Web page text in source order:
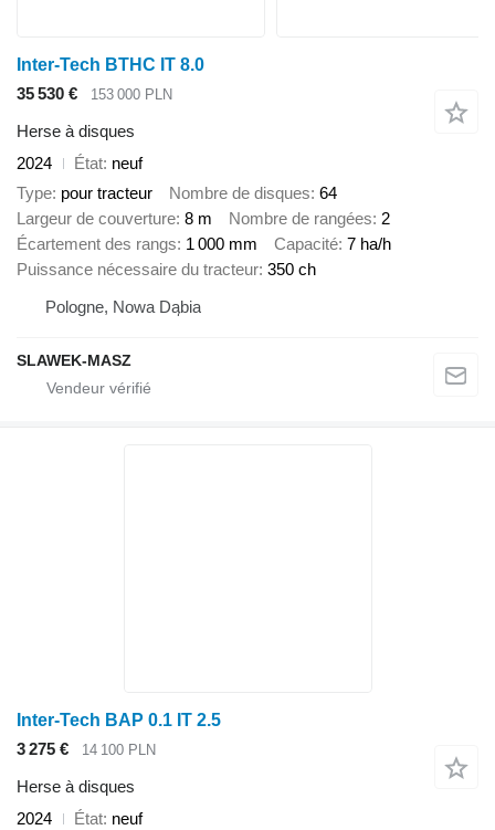
Inter-Tech BTHC IT 8.0
35 530 €
153 000 PLN
Herse à disques
2024
État neuf
Type pour tracteur Nombre de disques 64
Largeur de couverture 8 m Nombre de rangées 2
Écartement des rangs 1 000 mm Capacité 7 ha/h
Puissance nécessaire du tracteur 350 ch
Pologne, Nowa Dąbia
SLAWEK-MASZ
Inter-Tech BAP 0.1 IT 2.5
3 275 €
14 100 PLN
Herse à disques
2024
État neuf